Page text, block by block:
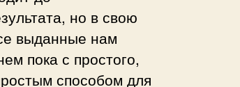
но в свою
выданные нам
пока с простого,
способом для